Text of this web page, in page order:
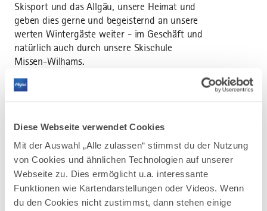
Diese Webseite verwendet Cookies
Mit der Auswahl „Alle zulassen“ stimmst du der Nutzung
von Cookies und ähnlichen Technologien auf unserer
Webseite zu. Dies ermöglicht u.a. interessante
Funktionen wie Kartendarstellungen oder Videos. Wenn
du den Cookies nicht zustimmst, dann stehen einige
Skisport und das Allgäu, unsere Heimat und
geben dies gerne und begeisternd an unsere
werten Wintergäste weiter - im Geschäft und
natürlich auch durch unsere Skischule
Missen-Wilhams.
Weitere Informationen zu Öffnungszeiten,
AUF DER ALLGÄU KARTE